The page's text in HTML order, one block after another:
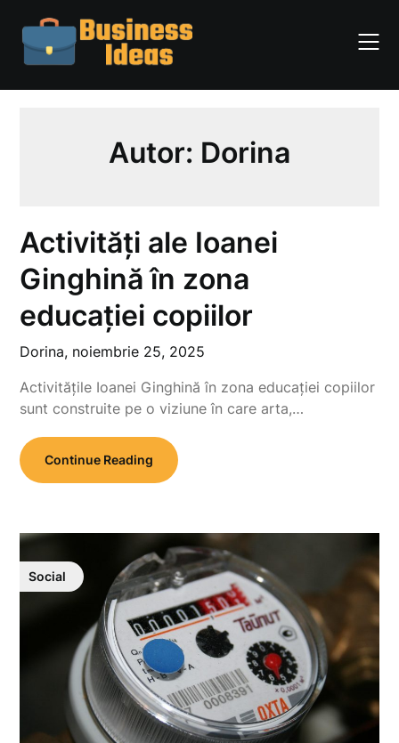
content
Autor: Dorina
Activități ale Ioanei
Ginghină în zona
educației copiilor
Dorina, noiembrie 25, 2025
Activitățile Ioanei Ginghină în zona educației copiilor
sunt construite pe o viziune în care arta,…
Continue Reading
Social